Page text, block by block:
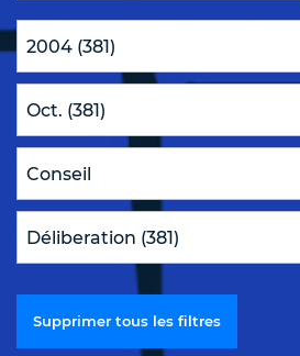
Supprimer tous les filtres